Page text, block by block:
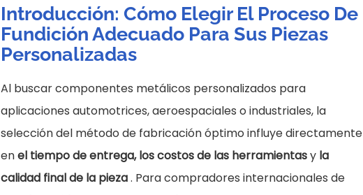
Introducción: Cómo Elegir El Proceso De
Fundición Adecuado Para Sus Piezas
Personalizadas
Al buscar componentes metálicos personalizados para
aplicaciones automotrices, aeroespaciales o industriales, la
selección del método de fabricación óptimo influye directamente
enel tiempo de entrega, los costos de las herramientasy la
calidad final de la pieza. Para compradores internacionales de